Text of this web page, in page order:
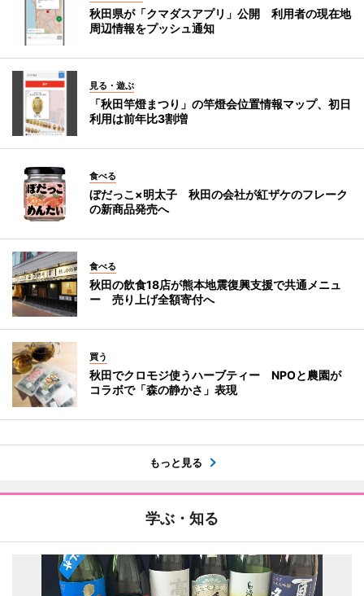
秋田県が「クマダスアプリ」公開 利用者の現在地
周辺情報をプッシュ通知
見る・遊ぶ
「秋田竿燈まつり」の竿燈会位置情報マップ、初日
利用は前年比3割増
食べる
ぼだっこ×明太子 秋田の会社が紅ザケのフレーク
の新商品発売へ
食べる
秋田の飲食18店が熊本地震復興支援で共通メニュ
ー 売り上げ全額寄付へ
買う
秋田でクロモジ使うハーブティー NPOと農園が
コラボで「森の静かさ」表現
もっと見る
学ぶ・知る